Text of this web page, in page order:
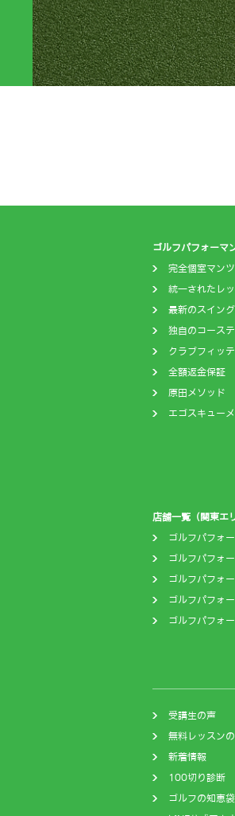
ゴルフパフォーマ
完全個室マン
統一されたレ
最新のスイン
独自のコース
クラブフィッ
全額返金保証
原田メソッド
エゴスキュー
店舗一覧（関東エ
ゴルフパフォ
ゴルフパフォ
ゴルフパフォ
ゴルフパフォ
ゴルフパフォ
受講生の声
無料レッスン
新着情報
100切り診断
ゴルフの知恵袋